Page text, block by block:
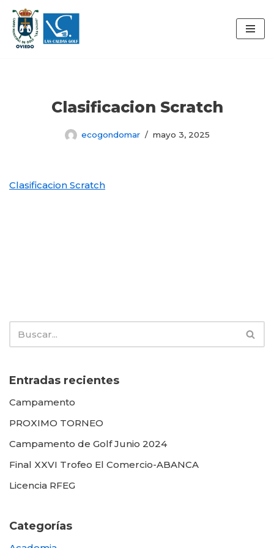
Saltar
al
Clasificacion Scratch
ecogondomar mayo 3, 2025
Clasificacion Scratch
Entradas recientes
Campamento
PROXIMO TORNEO
Campamento de Golf Junio 2024
Final XXVI Trofeo El Comercio-ABANCA
Licencia RFEG
Categorías